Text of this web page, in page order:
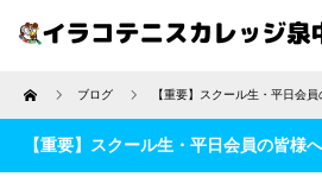
Home ブログ 【重要】スクール生・平日会
【重要】スクール生・平日会員の皆様